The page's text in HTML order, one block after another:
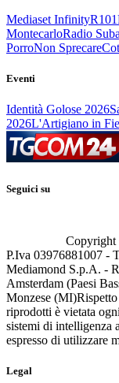
Mediaset InfinityR101
MontecarloRadio
PorroNon Sprecare
Eventi
Identità Golose 2026
2026L'Artigiano in
Seguici su
P.Iva 03976881007 -
Mediamond S.p.A. -
Amsterdam (Paesi
Monzese (MI)
riprodotti è vietata
sistemi di intelligenza
espresso di utilizzare
Legal